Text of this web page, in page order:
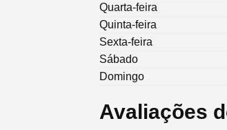
Quarta-feira
Quinta-feira
Sexta-feira
Sábado
Domingo
Avaliações